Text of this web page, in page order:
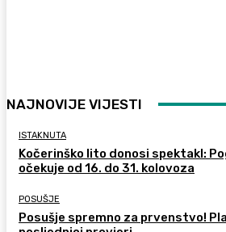
NAJNOVIJE VIJESTI
ISTAKNUTA
Kočerinško lito donosi spektakl:
očekuje od 16. do 31. kolovoza
POSUŠJE
Posušje spremno za prvenstvo!